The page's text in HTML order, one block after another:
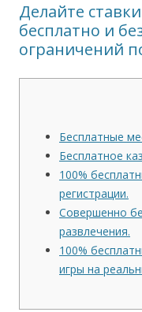
Делайте
бесплатно и
ограничений
Бесплатные
Бесплатное
100%
регистрации.
Совершенно
развлечения.
100%
игры на